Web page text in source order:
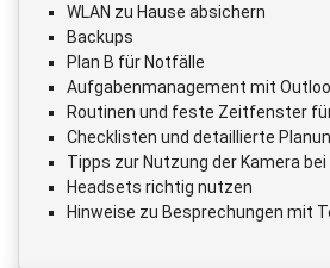
WLAN zu Hause absichern
Backups
Plan B für Notfälle
Aufgabenmanagement mit
Routinen und feste Zeitfenster
Checklisten und detaillierte
Tipps zur Nutzung der Kamera
Headsets richtig nutzen
Hinweise zu Besprechungen mit